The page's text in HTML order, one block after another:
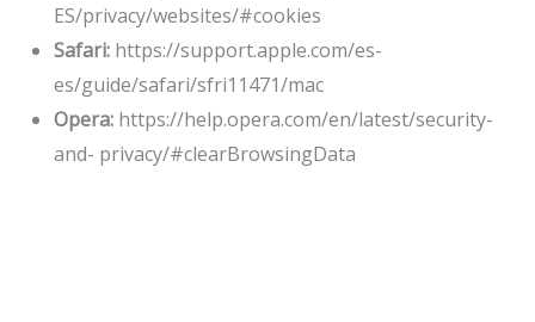
ES/privacy/websites/#cookies
Safari:https://support.apple.com/es-
es/guide/safari/sfri11471/mac
Opera:https://help.opera.com/en/latest/security-
and- privacy/#clearBrowsingData